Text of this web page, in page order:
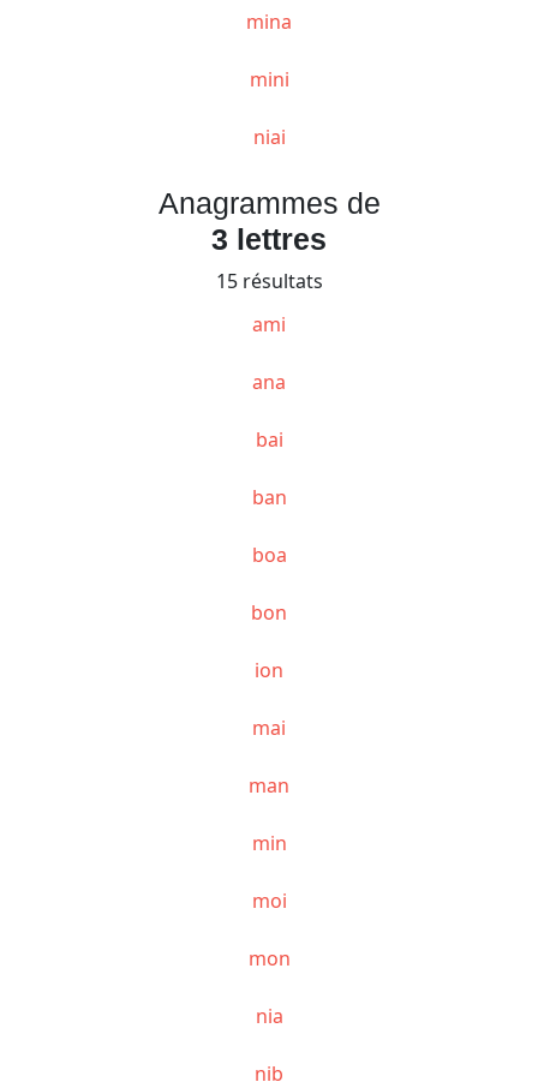
mina
mini
niai
Anagrammes de
3 lettres
15 résultats
ami
ana
bai
ban
boa
bon
ion
mai
man
min
moi
mon
nia
nib